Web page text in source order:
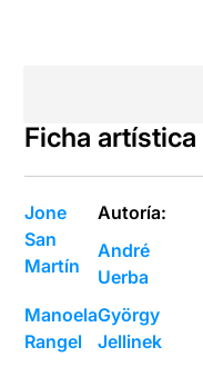
Ficha artística
Jone
San
Martín
Manoela
Rangel
Autoría:
André
Uerba
György
Jellinek